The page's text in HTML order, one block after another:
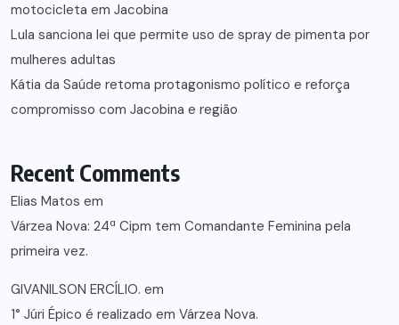
motocicleta em Jacobina
Lula sanciona lei que permite uso de spray de pimenta por
mulheres adultas
Kátia da Saúde retoma protagonismo político e reforça
compromisso com Jacobina e região
Recent Comments
Elias Matos em
Várzea Nova: 24ª Cipm tem Comandante Feminina pela
primeira vez.
GIVANILSON ERCÍLIO. em
1° Júri Épico é realizado em Várzea Nova.